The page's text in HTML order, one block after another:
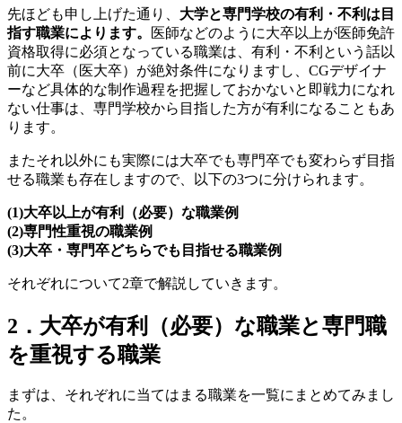
先ほども申し上げた通り、 大学と専門学校の有利・不利は目
指す職業によります。
医師などのように大卒以上が医師免許
資格取得に必須となっている職業は、有利・不利という話以
前に大卒（医大卒）が絶対条件になりますし、CGデザイナ
ーなど具体的な制作過程を把握しておかないと即戦力になれ
ない仕事は、専門学校から目指した方が有利になることもあ
ります。
またそれ以外にも実際には大卒でも専門卒でも変わらず目指
せる職業も存在しますので、以下の3つに分けられます。
(1)大卒以上が有利（必要）な職業例
(2)専門性重視の職業例
(3)大卒・専門卒どちらでも目指せる職業例
それぞれについて2章で解説していきます。
2．大卒が有利（必要）な職業と専門職
を重視する職業
まずは、それぞれに当てはまる職業を一覧にまとめてみまし
た。